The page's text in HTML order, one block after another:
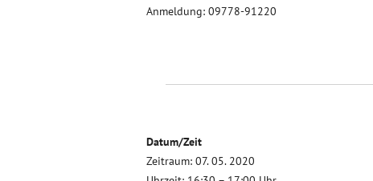
Anmeldung: 09778-91220
Datum/Zeit
Zeitraum: 07. 05. 2020